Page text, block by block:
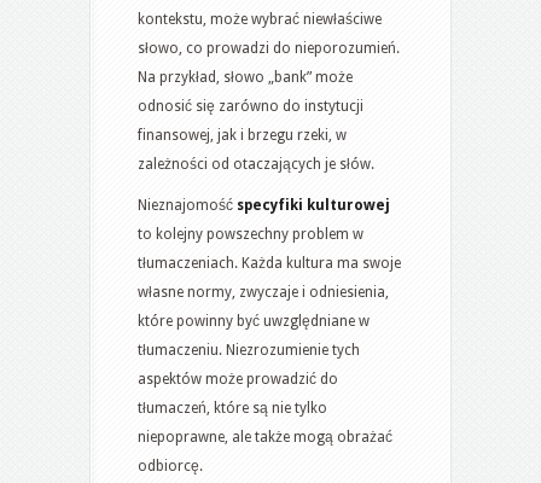
kontekstu, może wybrać niewłaściwe
słowo, co prowadzi do nieporozumień.
Na przykład, słowo „bank” może
odnosić się zarówno do instytucji
finansowej, jak i brzegu rzeki, w
zależności od otaczających je słów.
Nieznajomość specyfiki kulturowej
to kolejny powszechny problem w
tłumaczeniach. Każda kultura ma swoje
własne normy, zwyczaje i odniesienia,
które powinny być uwzględniane w
tłumaczeniu. Niezrozumienie tych
aspektów może prowadzić do
tłumaczeń, które są nie tylko
niepoprawne, ale także mogą obrażać
odbiorcę.